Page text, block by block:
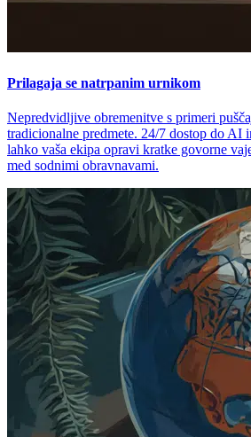
Prilagaja se natrpanim urnikom
Nepredvidljive obremenitve s primeri
tradicionalne predmete. 24/7 dostop do AI
lahko vaša ekipa opravi kratke govorne
med sodnimi obravnavami.